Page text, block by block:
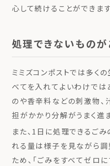
心して続けることができます
処理できないものが
ミミズコンポストでは多く
べてを入れてよいわけでは
のや香辛料などの刺激物、
担がかかり分解がうまく進
また、1日に処理できるご
れる量は様子を見ながら調
ため、「ごみをすべてゼロ